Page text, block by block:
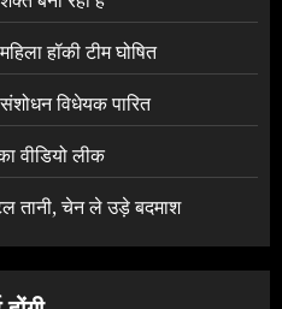
हॉकी टीम घोषित
विधेयक पारित
वीडियो लीक
तानी, चेन ले उड़े बदमाश